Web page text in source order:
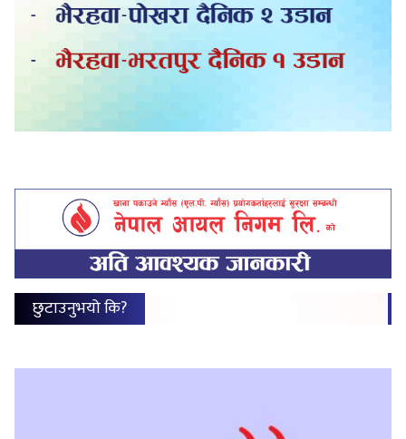
छुटाउनुभयो कि?